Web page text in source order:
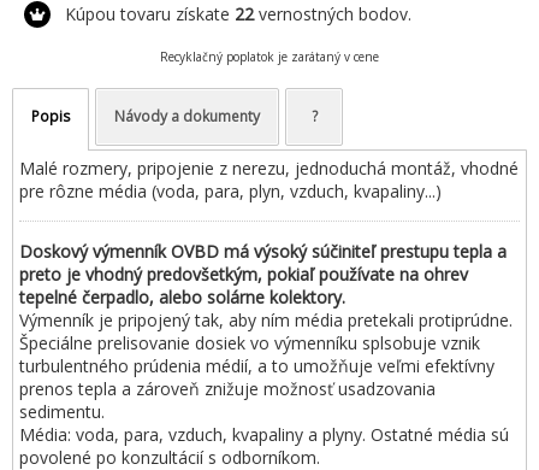
Kúpou tovaru získate 22vernostných bodov.
Recyklačný poplatok je zarátaný v cene
Popis Návody a dokumenty ?
Malé rozmery, pripojenie z nerezu, jednoduchá montáž, vhodné
pre rôzne média (voda, para, plyn, vzduch, kvapaliny...)
Doskový výmenník OVBD má výsoký súčiniteľ prestupu tepla a
preto je vhodný predovšetkým, pokiaľ používate na ohrev
tepelné čerpadlo, alebo solárne kolektory.
Výmenník je pripojený tak, aby ním média pretekali protiprúdne.
Špeciálne prelisovanie dosiek vo výmenníku splsobuje vznik
turbulentného prúdenia médií, a to umožňuje veľmi efektívny
prenos tepla a zároveň znižuje možnosť usadzovania
sedimentu.
Média: voda, para, vzduch, kvapaliny a plyny. Ostatné média sú
povolené po konzultácií s odborníkom.